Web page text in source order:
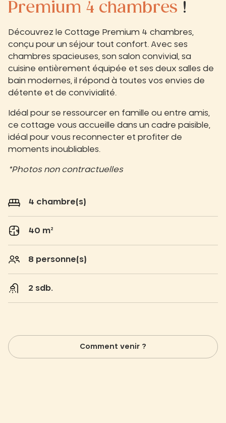
Premium 4 chambres !
Découvrez le Cottage Premium 4 chambres,
conçu pour un séjour tout confort. Avec ses
chambres spacieuses, son salon convivial, sa
cuisine entièrement équipée et ses deux salles de
bain modernes, il répond à toutes vos envies de
détente et de convivialité.
Idéal pour se ressourcer en famille ou entre amis,
ce cottage vous accueille dans un cadre paisible,
idéal pour vous reconnecter et profiter de
moments inoubliables.
*Photos non contractuelles
4 chambre(s)
40 m²
8 personne(s)
2 sdb.
Comment venir ?